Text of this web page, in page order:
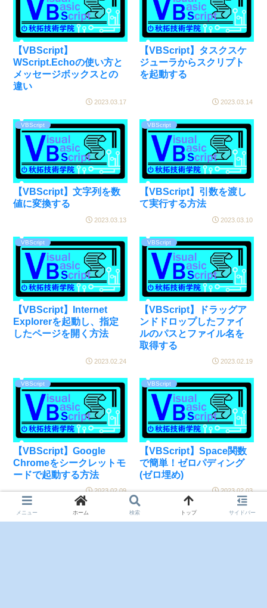
【VBScript】
WScript.Echoの使い方と
メッセージボックスとの
違い
2023.03.17
【VBScript】タスクスケ
ジューラからスクリプト
を起動する
2023.03.14
VBScript
【VBScript】文字列を数
値に変換する
2023.03.13
VBScript
【VBScript】引数を渡し
て実行する方法
2023.03.10
VBScript
【VBScript】Internet
Explorerを起動し、指定
したページを開く方法
2023.02.24
VBScript
【VBScript】ドラッグア
ンドドロップしたファイ
ルのパスとファイル名を
取得する
2023.02.19
VBScript
【VBScript】Google
Chromeをシークレットモ
ードで起動する方法
2023.02.09
VBScript
【VBScript】Space関数
で簡単！ゼロパディング
(ゼロ埋め)
2023.02.03
メニュー ホーム 検索 トップ サイドバー